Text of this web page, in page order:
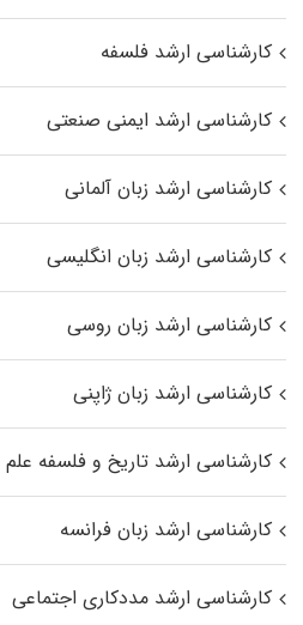
کارشناسی ارشد فلسفه
کارشناسی ارشد ایمنی صنعتی
کارشناسی ارشد زبان آلمانی
کارشناسی ارشد زبان انگلیسی
کارشناسی ارشد زبان روسی
کارشناسی ارشد زبان ژاپنی
کارشناسی ارشد تاریخ و فلسفه علم
کارشناسی ارشد زبان فرانسه
کارشناسی ارشد مددکاری اجتماعی